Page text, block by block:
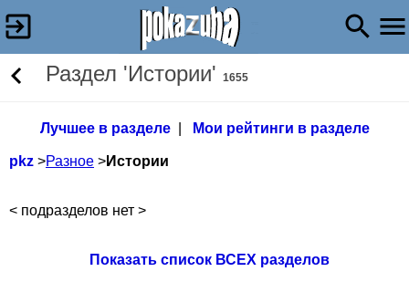
Раздел 'Истории' 1655
Лучшее в разделе| Мои рейтинги в разделе
pkz >Разное >Истории
< подразделов нет >
Показать список ВСЕХ разделов